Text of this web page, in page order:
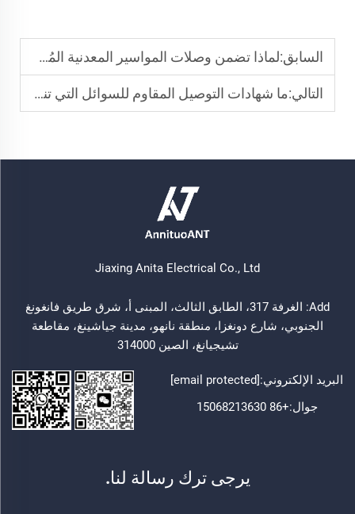
السابق:لماذا تضمن وصلات المواسير المعدنية المُسنَّنة الاستقرار الهيكلي
التالي:ما شهادات التوصيل المقاوم للسوائل التي تنطبق على الإنشاءات التجارية؟
Jiaxing Anita Electrical Co., Ltd
Add: الغرفة 317، الطابق الثالث، المبنى أ، شرق طريق فانغونغ
الجنوبي، شارع دونغزا، منطقة نانهو، مدينة جياشينغ، مقاطعة
تشيجيانغ، الصين 314000
البريد الإلكتروني:[email protected]
جوال:+86 15068213630
يرجى ترك رسالة لنا.